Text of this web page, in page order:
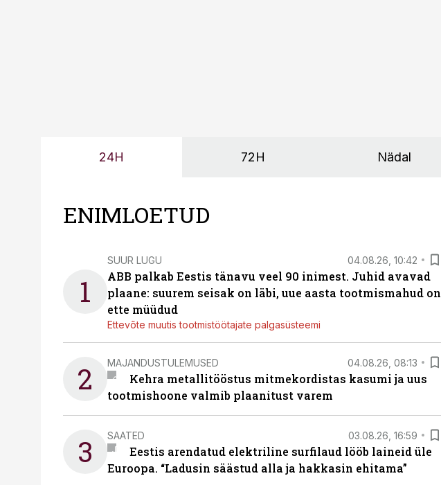
24H 72H Nädal
ENIMLOETUD
1
SUUR LUGU 04.08.26, 10:42
ABB palkab Eestis tänavu veel 90 inimest. Juhid avavad
plaane: suurem seisak on läbi, uue aasta tootmismahud on
ette müüdud
Ettevõte muutis tootmistöötajate palgasüsteemi
2 MAJANDUSTULEMUSED 04.08.26, 08:13
Kehra metallitööstus mitmekordistas kasumi ja uus
tootmishoone valmib plaanitust varem
3 SAATED 03.08.26, 16:59
Eestis arendatud elektriline surfilaud lööb laineid üle
Euroopa. “Ladusin säästud alla ja hakkasin ehitama”